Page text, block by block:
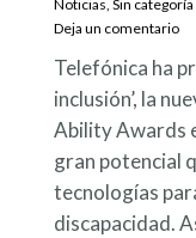
Noticias Sin categoría
Deja un comentario
Telefónica ha
inclusión’, la
Ability Awards
gran potencial
tecnologías
discapacidad.